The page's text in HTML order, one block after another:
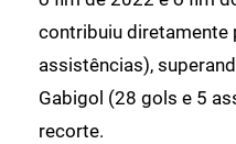
contribuiu diretamente
assistências),
Gabigol (28 gols e 5
recorte.